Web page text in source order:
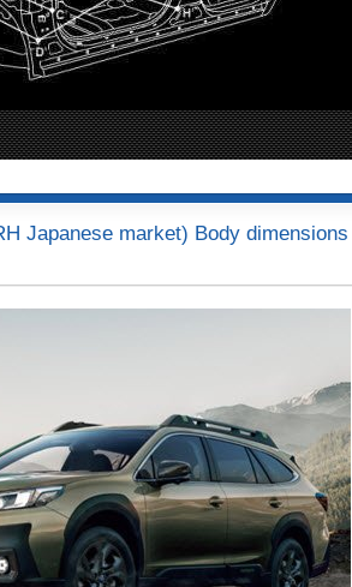
Japanese market) Body dimensions